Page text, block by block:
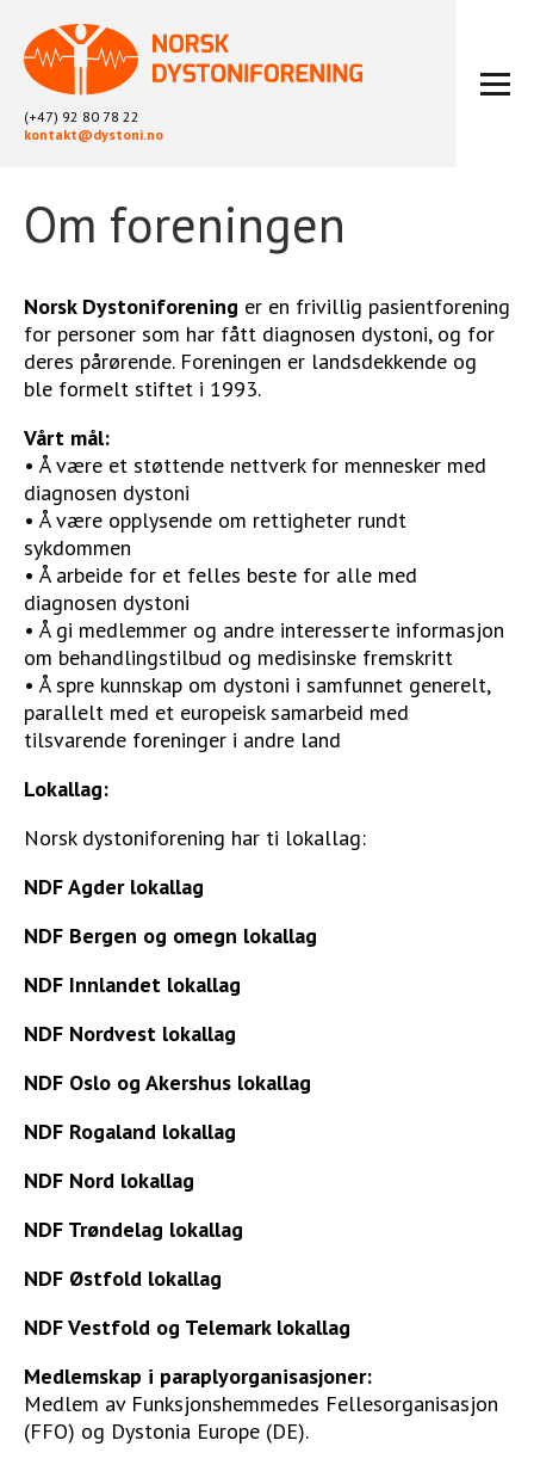
(+47) 92 80 78 22
kontakt@dystoni.no
HJEM
LIKEPERSONARBEID
OM OSS
BLI MEDLEM
KALENDER
ARKIV
FYSIOTERAPI
Om foreningen
Norsk Dystoniforening er en frivillig pasientforening
for personer som har fått diagnosen dystoni, og for
deres pårørende. Foreningen er landsdekkende og
ble formelt stiftet i 1993.
Vårt mål:
• Å være et støttende nettverk for mennesker med
diagnosen dystoni
• Å være opplysende om rettigheter rundt
sykdommen
• Å arbeide for et felles beste for alle med
diagnosen dystoni
• Å gi medlemmer og andre interesserte informasjon
om behandlingstilbud og medisinske fremskritt
• Å spre kunnskap om dystoni i samfunnet generelt,
parallelt med et europeisk samarbeid med
tilsvarende foreninger i andre land
Lokallag:
Norsk dystoniforening har ti lokallag:
NDF Agder lokallag
NDF Bergen og omegn lokallag
NDF Innlandet lokallag
NDF Nordvest lokallag
NDF Oslo og Akershus lokallag
NDF Rogaland lokallag
NDF Nord lokallag
NDF Trøndelag lokallag
NDF Østfold lokallag
NDF Vestfold og Telemark lokallag
Medlemskap i paraplyorganisasjoner:
Medlem av Funksjonshemmedes Fellesorganisasjon
(FFO) og Dystonia Europe (DE).